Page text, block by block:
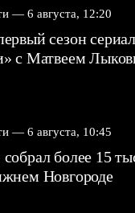
— 6 августа, 12:20
сезон
с Матвеем
— 6 августа, 10:45
более 15
Новгороде